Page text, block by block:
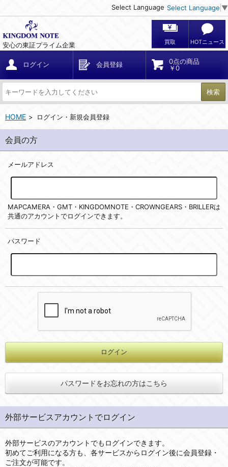
Select Language Select Language ▼
安心の東証プライム企業 買取 HOTニュース
ログイン 会員登録
0点の商品
￥0
検索
HOME ログイン・新規会員登録
会員の方
メールアドレス
MAPCAMERA・GMT・KINGDOMNOTE・CROWNGEARS・BRILLERは
共通のアカウントでログインできます。
パスワード
パスワードをお忘れの方はこちら
外部サービスアカウントでログイン
外部サービスのアカウントでもログインできます。
初めてご利用になる方も、各サービスからログイン後に会員登録・
ご注文が可能です。